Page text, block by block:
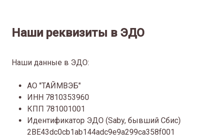
Наши реквизиты в ЭДО
Наши данные в ЭДО:
АО "ТАЙМВЭБ"
ИНН 7810353960
КПП 781001001
Идентификатор ЭДО (Saby, бывший Сбис)
2BE43dc0cb1ab144adc9e9a299ca358f001